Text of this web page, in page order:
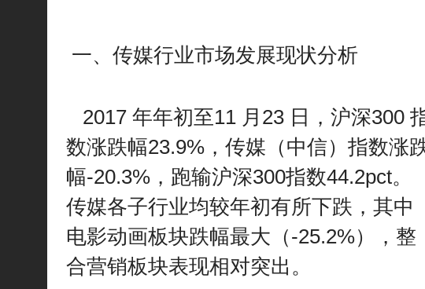
一、传媒行业市场发展现状分析
2017 年年初至11 月23 日，沪深300
数涨跌幅23.9%，传媒（中信）指数涨
幅-20.3%，跑输沪深300指数44.2pct。
传媒各子行业均较年初有所下跌，其中
电影动画板块跌幅最大（-25.2%），整
合营销板块表现相对突出。